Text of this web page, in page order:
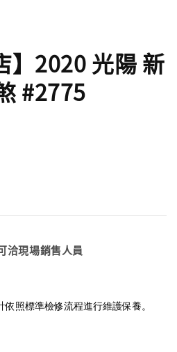
】2020 光陽 新
#2775
洽現場銷售人員
照標準檢修流程進行維護保養。